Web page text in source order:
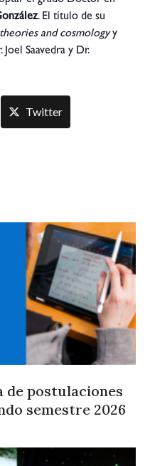
. El título de su
and cosmologyy
Saavedra y Dr.
Twitter
postulaciones
semestre 2026